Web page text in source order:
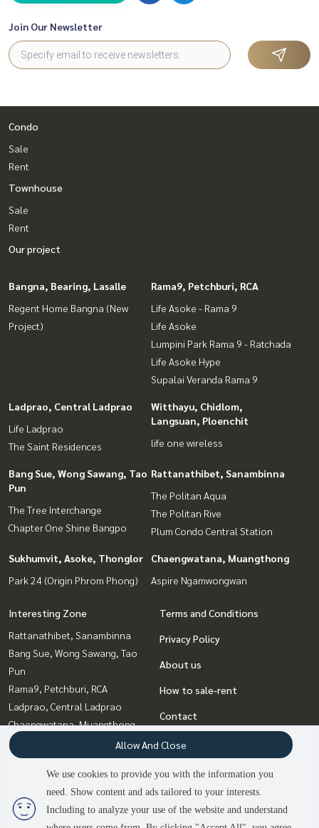
2 people are viewing
Join Our Newsletter
Condo
Sale
Rent
Townhouse
Sale
Rent
Our project
Bangna, Bearing, Lasalle
Regent Home Bangna (New
Project)
Rama9, Petchburi, RCA
Life Asoke - Rama 9
Life Asoke
Lumpini Park Rama 9 - Ratchada
Life Asoke Hype
Supalai Veranda Rama 9
Ladprao, Central Ladprao
Life Ladprao
The Saint Residences
Witthayu, Chidlom,
Langsuan, Ploenchit
life one wireless
Bang Sue, Wong Sawang, Tao
Pun
The Tree Interchange
Chapter One Shine Bangpo
Rattanathibet, Sanambinna
The Politan Aqua
The Politan Rive
Plum Condo Central Station
Sukhumvit, Asoke, Thonglor
Park 24 (Origin Phrom Phong)
Chaengwatana, Muangthong
Aspire Ngamwongwan
Interesting Zone
Rattanathibet, Sanambinna
Bang Sue, Wong Sawang, Tao
Pun
Rama9, Petchburi, RCA
Ladprao, Central Ladprao
Chaengwatana, Muangthong
Witthayu, Chidlom, Langsuan,
Ploenchit
Sukhumvit, Asoke, Thonglor
Bangna, Bearing, Lasalle
Terms and Conditions
Privacy Policy
About us
How to sale-rent
Contact
We use cookies to provide you with the information you
need. Show content and ads tailored to your interests.
Including to analyze your use of the website and understand
Allow And Close